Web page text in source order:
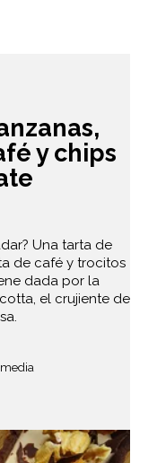
y chips
Una tarta de
de café y trocitos
dada por la
el crujiente de
media